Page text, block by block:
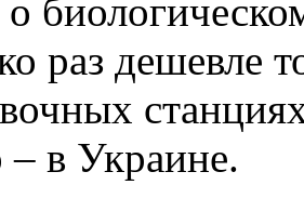
раз дешевле
в Украине.